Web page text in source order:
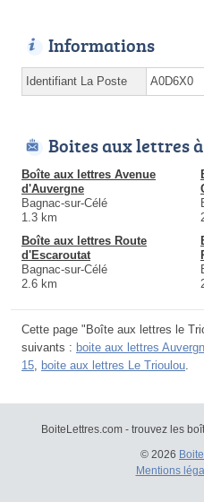
Informations
Identifiant La Poste A0D6X0
Boites aux lettres
Boîte aux lettres Avenue
d'Auvergne
Bagnac-sur-Célé
1.3 km
Boîte aux lettres Route
d'Escaroutat
Bagnac-sur-Célé
2.6 km
Cette page "Boîte aux lettres le
suivants : boite aux lettres
15 boite aux lettres Le Trioulou
BoiteLettres.com - trouvez les
© 2026
Mentions